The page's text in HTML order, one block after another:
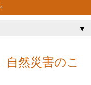
▼
然災害のこ